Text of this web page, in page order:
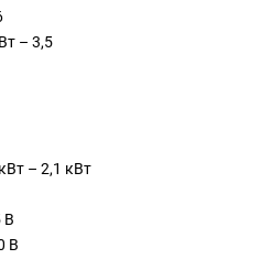
– 3,5
– 2,1 кВт
В
В